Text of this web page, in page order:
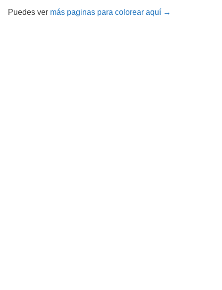
Puedes ver más paginas para colorear aquí →